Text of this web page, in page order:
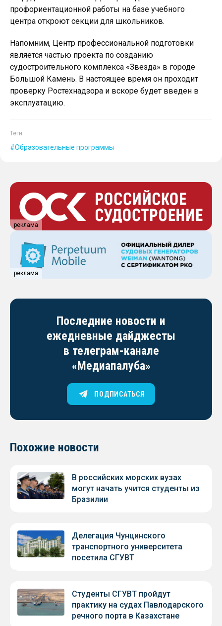
профориентационной работы на базе учебного
центра откроют секции для школьников.
Напомним, Центр профессиональной подготовки
является частью проекта по созданию
судостроительного комплекса «Звезда» в городе
Большой Камень. В настоящее время он проходит
проверку Ростехнадзора и вскоре будет введен в
эксплуатацию.
Теги
Образовательные программы
реклама
реклама
Последние новости и
ежедневные дайджесты
в телеграм-канале
«Медиапалуба»
ПОДПИСАТЬСЯ
Похожие новости
В российских морских вузах
могут начать учится студенты из
Бразилии
Делегация Чунцинского
транспортного университета
посетила СГУВТ
Студенты СГУВТ пройдут
практику на судах Павлодарского
речного порта в Казахстане